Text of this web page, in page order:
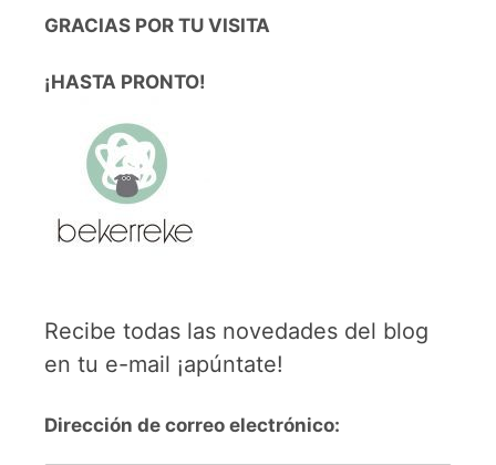
GRACIAS POR TU VISITA
¡HASTA PRONTO!
Recibe todas las novedades del blog
en tu e-mail ¡apúntate!
Dirección de correo electrónico: